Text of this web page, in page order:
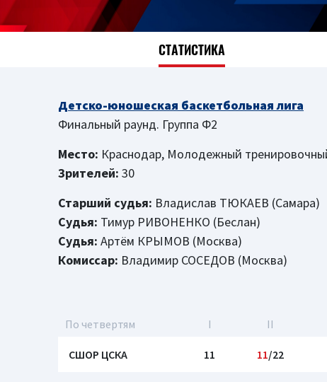
СТАТИСТИКА
Детско-юношеская баскетбольная лига
Финальный раунд. Группа Ф2
Место: Краснодар, Молодежный
Зрителей: 30
Старший судья: Владислав ТЮКАЕВ (Самара)
Судья: Тимур РИВОНЕНКО (Беслан)
Судья: Артём КРЫМОВ (Москва)
Комиссар: Владимир СОСЕДОВ (Москва)
По четвертям I II
СШОР ЦСКА 11 11/22